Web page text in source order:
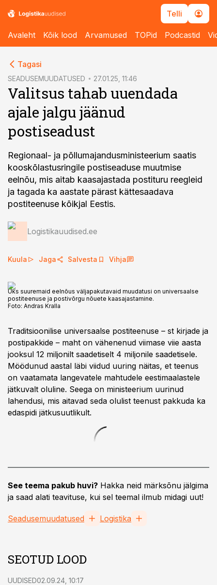
Telli
Avaleht Kõik lood Arvamused TOPid Podcastid
Tagasi
SEADUSEMUUDATUSED 27.01.25, 11:46
Valitsus tahab uuendada
ajale jalgu jäänud
postiseadust
Regionaal- ja põllumajandusministeerium saatis
kooskõlastusringile postiseaduse muutmise
eelnõu, mis aitab kaasajastada postituru reegleid
ja tagada ka aastate pärast kättesaadava
postiteenuse kõikjal Eestis.
Logistikauudised.ee
Kuula Jaga Salvesta Vihja
Üks suuremaid eelnõus väljapakutavaid muudatusi on universaalse
postiteenuse ja postivõrgu nõuete kaasajastamine.
Foto: Andras Kralla
Traditsioonilise universaalse postiteenuse – st kirjade ja
postipakkide – maht on vähenenud viimase viie aasta
jooksul 12 miljonilt saadetiselt 4 miljonile saadetisele.
Möödunud aastal läbi viidud uuring näitas, et teenus
on vaatamata langevatele mahtudele eestimaalastele
jätkuvalt oluline. Seega on ministeerium uurinud
lahendusi, mis aitavad seda olulist teenust pakkuda ka
edaspidi jätkusuutlikult.
See teema pakub huvi? Hakka neid märksõnu jälgima
ja saad alati teavituse, kui sel teemal ilmub midagi uut!
Seadusemuudatused Logistika
SEOTUD LOOD
UUDISED02.09.24, 10:17